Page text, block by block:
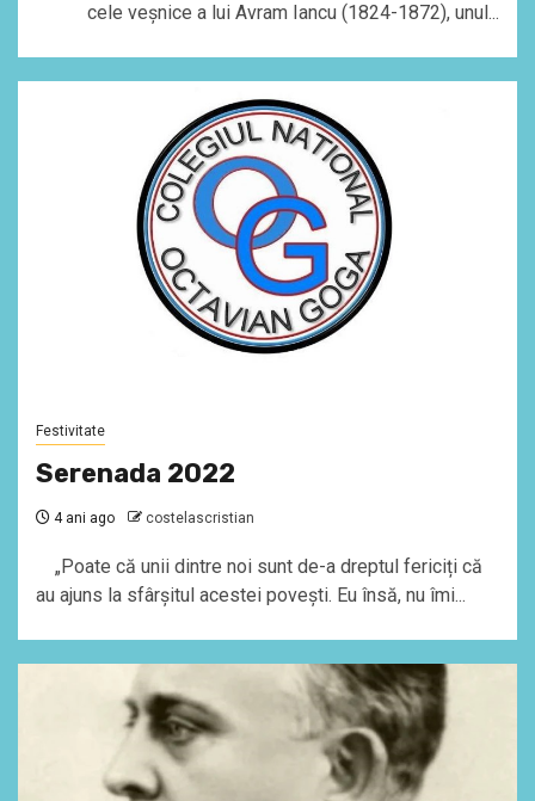
cele veșnice a lui Avram Iancu (1824-1872), unul...
Festivitate
Serenada 2022
4 ani ago costelascristian
„Poate că unii dintre noi sunt de-a dreptul fericiți că
au ajuns la sfârșitul acestei povești. Eu însă, nu îmi...